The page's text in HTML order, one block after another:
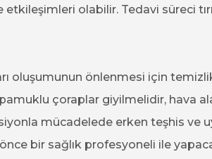
etkileşimleri olabilir. Tedavi süreci
oluşumunun önlenmesi için
çoraplar giyilmelidir, hava
mücadelede erken teşhis ve
bir sağlık profesyoneli ile